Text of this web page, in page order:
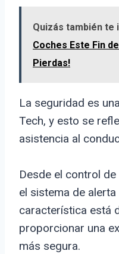
Quizás también te
Coches Este Fin
Pierdas!
La seguridad es
Tech, y esto se
asistencia al
Desde el control
el sistema de
característica está
proporcionar una
más segura.